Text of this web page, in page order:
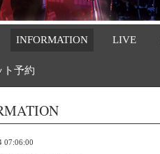
INFORMATION LIVE
ト予約
07:06:00